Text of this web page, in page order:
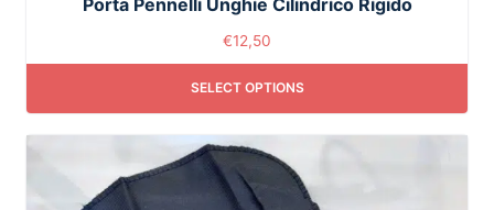
€12,50
SELECT OPTIONS